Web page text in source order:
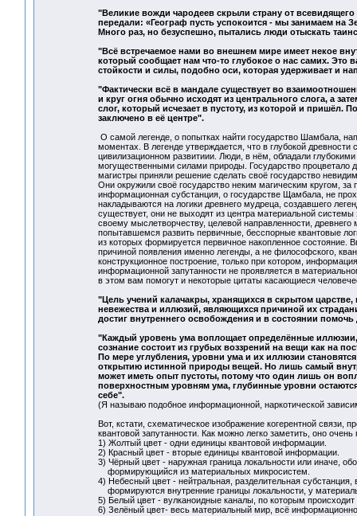
"Великие вожди чародеев скрыли страну от
передали: «Географ пусть успокоится - мы занимаем на
Много раз, но безуспешно, пытались люди отыскать
"Всё встречаемое нами во внешнем мире имеет некое
который сообщает нам что-то глубокое о нас самих.
стойкости и силы, подобно оси, которая удерживает и
"Фактически всё в мандале существует во
и круг огня обычно исходят из центрального слога, а
слог, который исчезает в пустоту, из которой и пришёл.
заключено в её центре".
О самой легенде, о попытках найти государство Шамбала,
моментах. В легенде утверждается, что в глубокой
цивилизационном развитиии. Люди, в нём, обладали
могущественными силами природы. Государство процветало
магистры приняли решение сделать своё государство
Они окружили своё государство неким магическим кругом,
информационная субстанция, о государстве Щамбала, не
накладываются на логики древнего мудреца, создавшего
существует, они не выходят из центра материальной
своему мыслетворчеству, целевой направленности,
попытавшемся развить первичные, бесспорные квантовые
из которых формируется первичное накопленное состояние.
причиной появления именно легенды, а не философского,
конструкционное построение, только при котором,
информационной запутанности не проявляется в
в этом вам помогут и некоторые цитаты касающиеся
"Цель учений калачакры, хранящихся в скрытом
невежества и иллюзий, являющихся причиной их
достиг внутреннего освобождения и в состоянии помочь
"Каждый уровень ума воплощает определённые иллюзии,
сознание состоит из грубых воззрений на вещи как на
По мере углубления, уровни ума и их иллюзии
открытию истинной природы вещей. Но лишь самый
может иметь опыт пустоты, потому что один лишь он
поверхностным уровням ума, глубинные уровни
себе".
(Я называю подобное информационной, наркотической
Вот, кстати, схематическое изображение когерентной
квантовой запутанности. Как можно легко заметить, оно
1) Жолтый цвет - одни единицы квантовой информации.
2) Красный цвет - вторые единицы квантовой информации.
3) Чёрный цвет - наружная граница локальности или иначе,
формирующийся из материальных микросистем.
4) Небесный цвет - нейтральная, разделительная
формируются внутренние границы локальности, у
5) Белый цвет - вулканоидные каналы, по которым происходит
6) Зелёный цвет- весь материальный мир, всё